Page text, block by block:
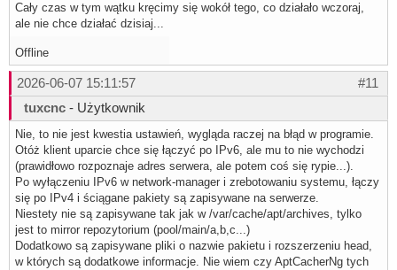
Cały czas w tym wątku kręcimy się wokół tego, co działało wczoraj,
ale nie chce działać dzisiaj...
Offline
#11
2026-06-07 15:11:57
tuxcnc - Użytkownik
Nie, to nie jest kwestia ustawień, wygląda raczej na błąd w programie.
Otóż klient uparcie chce się łączyć po IPv6, ale mu to nie wychodzi
(prawidłowo rozpoznaje adres serwera, ale potem coś się rypie...).
Po wyłączeniu IPv6 w network-manager i zrebotowaniu systemu, łączy
się po IPv4 i ściągane pakiety są zapisywane na serwerze.
Niestety nie są zapisywane tak jak w /var/cache/apt/archives, tylko
jest to mirror repozytorium (pool/main/a,b,c...)
Dodatkowo są zapisywane pliki o nazwie pakietu i rozszerzeniu head,
w których są dodatkowe informacje. Nie wiem czy AptCacherNg tych